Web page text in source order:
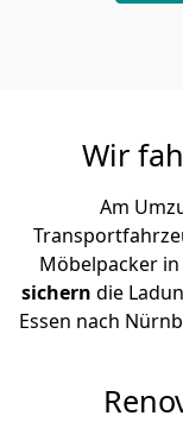
Wir
Am
Möbelpacker
sichern die
Essen nach